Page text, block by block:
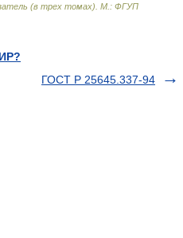
(в трех томах). М.: ФГУП
ГОСТ Р 25645.337-94